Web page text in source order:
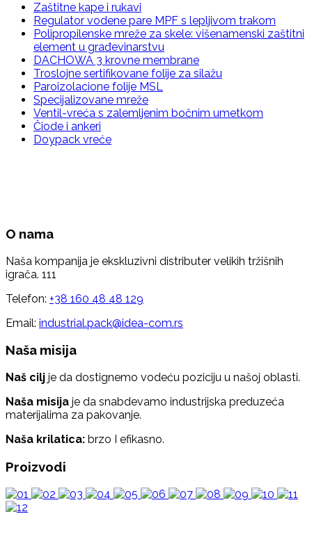
Zaštitne kape i rukavi
Regulator vodene pare MPF s lepljivom trakom
Polipropilenske mreže za skele: višenamenski zaštitni
element u građevinarstvu
DACHOWA 3 krovne membrane
Troslojne sertifikovane folije za silažu
Paroizolacione folije MSL
Specijalizovane mreže
Ventil-vreća s zalemljenim bočnim umetkom
Čiode i ankeri
Doypack vreće
O nama
Naša kompanija je ekskluzivni distributer velikih tržišnih
igrača. 111
Telefon: +38 160 48 48 129
Email: industrial.pack@idea-com.rs
Naša misija
Naš cilj je da dostignemo vodeću poziciju u našoj oblasti.
Naša misija je da snabdevamo industrijska preduzeća
materijalima za pakovanje.
Naša krilatica: brzo I efikasno.
Proizvodi